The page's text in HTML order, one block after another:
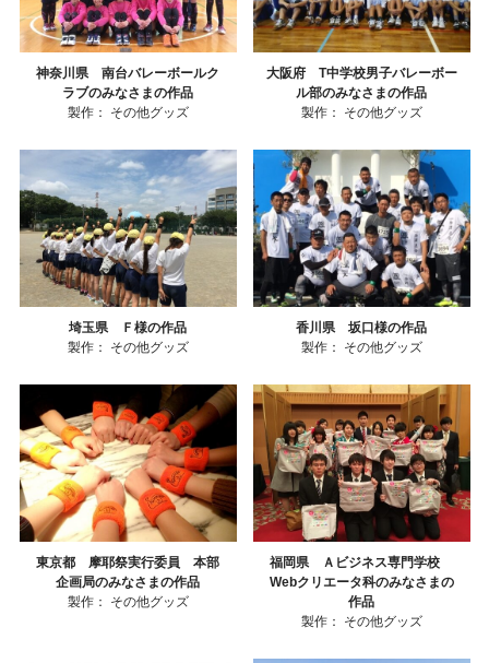
神奈川県 南台バレーボールク
ラブのみなさまの作品
製作：
その他グッズ
大阪府 T中学校男子バレーボー
ル部のみなさまの作品
製作：
その他グッズ
埼玉県 Ｆ様の作品
製作：
その他グッズ
香川県 坂口様の作品
製作：
その他グッズ
東京都 摩耶祭実行委員 本部
企画局のみなさまの作品
製作：
その他グッズ
福岡県 Ａビジネス専門学校
Webクリエータ科のみなさまの
作品
製作：
その他グッズ